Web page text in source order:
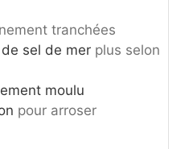
tranchées
sel de mer plus selon
moulu
pour arroser